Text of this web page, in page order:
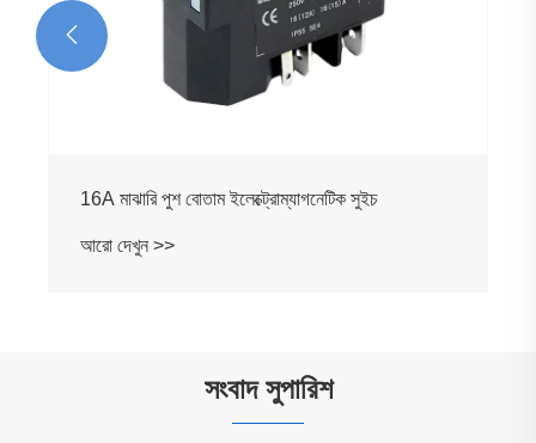
16A মাঝারি পুশ বোতাম ইলেক্ট্রোম্যাগনেটিক সুইচ
আরো দেখুন >>

সংবাদ সুপারিশ